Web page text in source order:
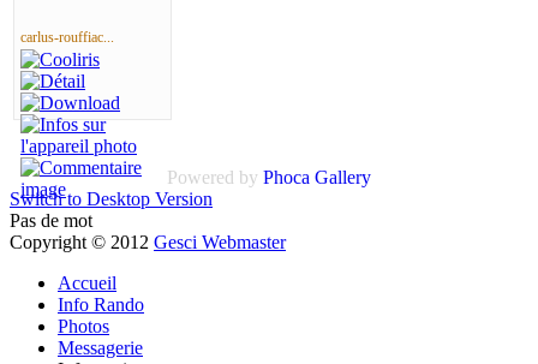
carlus-rouffiac...
Powered by Phoca Gallery
Switch to Desktop Version
Pas de mot
Copyright © 2012 Gesci Webmaster
Accueil
Info Rando
Photos
Messagerie